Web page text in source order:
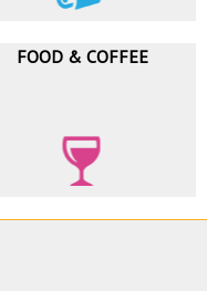
FOOD & COFFEE